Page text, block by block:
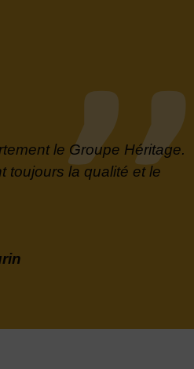
le Groupe Héritage.
toujours la qualité et le